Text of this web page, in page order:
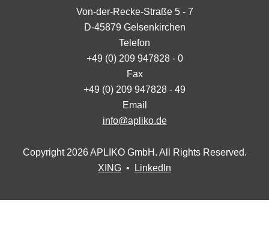
Von-der-Recke-Straße 5 - 7
D-45879 Gelsenkirchen
Telefon
+49 (0) 209 947828 - 0
Fax
+49 (0) 209 947828 - 49
Email
info@apliko.de
Copyright 2026 APLIKO GmbH. All Rights Reserved.
XING • LinkedIn